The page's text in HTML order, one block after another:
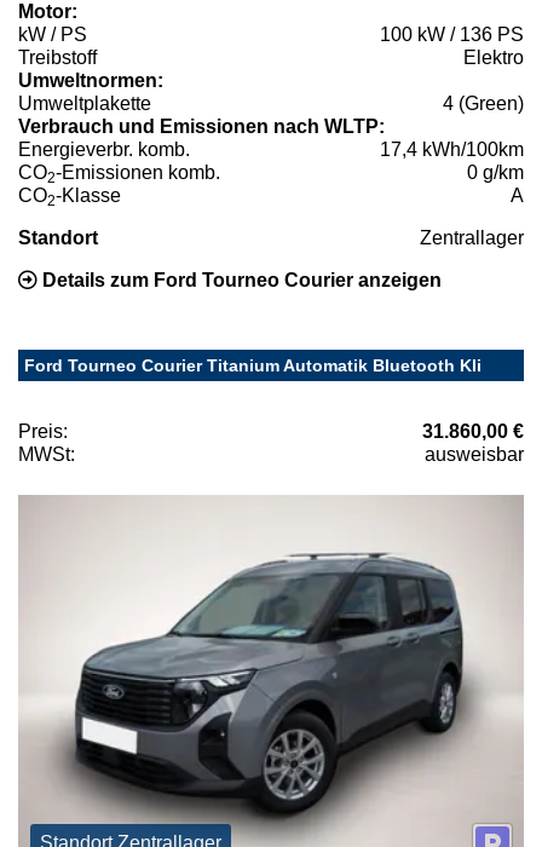
Motor:
kW / PS
100 kW / 136 PS
Treibstoff
Elektro
Umweltnormen:
Umweltplakette
4 (Green)
Verbrauch und Emissionen nach WLTP:
Energieverbr. komb.
17,4 kWh/100km
CO2-Emissionen komb.
0 g/km
CO2-Klasse A
Standort Zentrallager
Details zum Ford Tourneo Courier anzeigen
Ford Tourneo Courier Titanium Automatik Bluetooth Kli
Preis:
31.860,00 €
MWSt:
ausweisbar
Standort Zentrallager